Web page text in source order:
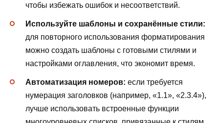
чтобы избежать ошибок и несоответствий.
Используйте шаблоны и сохранённые стили:
для повторного использования форматирования
можно создать шаблоны с готовыми стилями и
настройками оглавления, что экономит время.
Автоматизация номеров: если требуется
нумерация заголовков (например, «1.1», «2.3.4»),
лучше использовать встроенные функции